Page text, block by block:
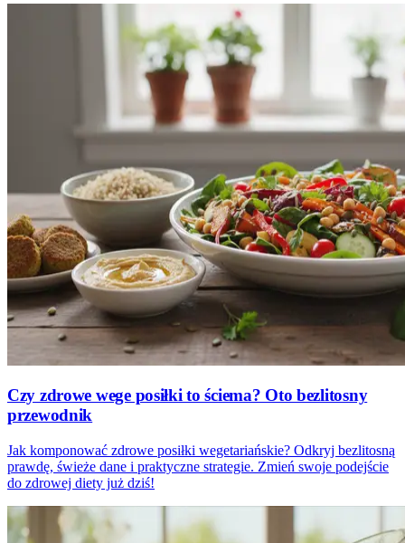
Czy zdrowe wege posiłki to ściema? Oto bezlitosny
przewodnik
Jak komponować zdrowe posiłki wegetariańskie? Odkryj bezlitosną
prawdę, świeże dane i praktyczne strategie. Zmień swoje podejście
do zdrowej diety już dziś!